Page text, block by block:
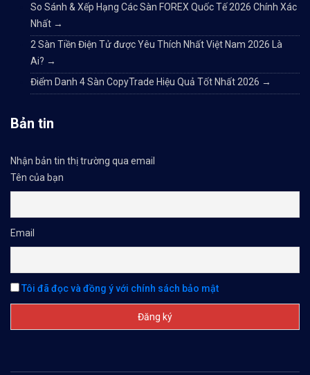
So Sánh & Xếp Hạng Các Sàn FOREX Quốc Tế 2026 Chính Xác
Nhất →
2 Sàn Tiền Điện Tử được Yêu Thích Nhất Việt Nam 2026 Là
Ai? →
Điểm Danh 4 Sàn CopyTrade Hiệu Quả Tốt Nhất 2026 →
Bản tin
Nhận bản tin thị trường qua email
Tên của bạn
Email
Tôi đã đọc và đồng ý với chính sách bảo mật